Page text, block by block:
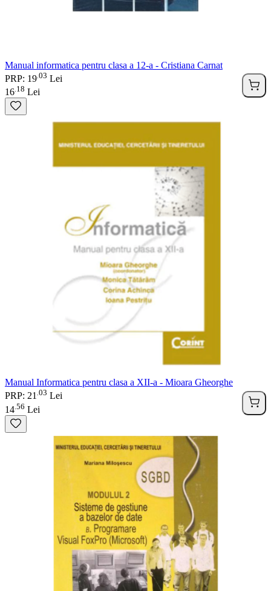
Manual informatica pentru clasa a 12-a - Cristiana Carnat
PRP: 19 03 Lei
16 18 Lei
Manual Informatica pentru clasa a XII-a - Mioara Gheorghe
PRP: 21 03 Lei
14 56 Lei